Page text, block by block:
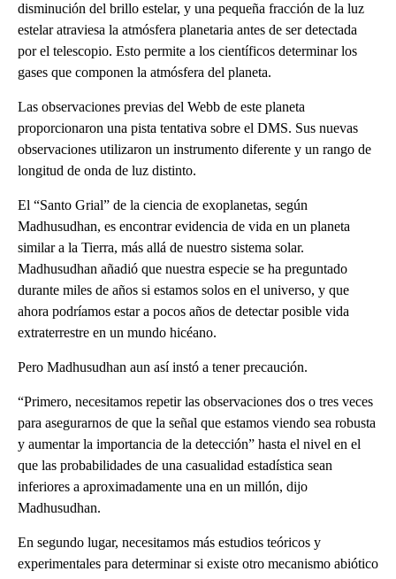
disminución del brillo estelar, y una pequeña fracción de la luz
estelar atraviesa la atmósfera planetaria antes de ser detectada
por el telescopio. Esto permite a los científicos determinar los
gases que componen la atmósfera del planeta.
Las observaciones previas del Webb de este planeta
proporcionaron una pista tentativa sobre el DMS. Sus nuevas
observaciones utilizaron un instrumento diferente y un rango de
longitud de onda de luz distinto.
El “Santo Grial” de la ciencia de exoplanetas, según
Madhusudhan, es encontrar evidencia de vida en un planeta
similar a la Tierra, más allá de nuestro sistema solar.
Madhusudhan añadió que nuestra especie se ha preguntado
durante miles de años si estamos solos en el universo, y que
ahora podríamos estar a pocos años de detectar posible vida
extraterrestre en un mundo hicéano.
Pero Madhusudhan aun así instó a tener precaución.
“Primero, necesitamos repetir las observaciones dos o tres veces
para asegurarnos de que la señal que estamos viendo sea robusta
y aumentar la importancia de la detección” hasta el nivel en el
que las probabilidades de una casualidad estadística sean
inferiores a aproximadamente una en un millón, dijo
Madhusudhan.
En segundo lugar, necesitamos más estudios teóricos y
experimentales para determinar si existe otro mecanismo abiótico